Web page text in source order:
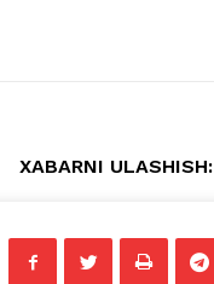
XABARNI ULASHISH: